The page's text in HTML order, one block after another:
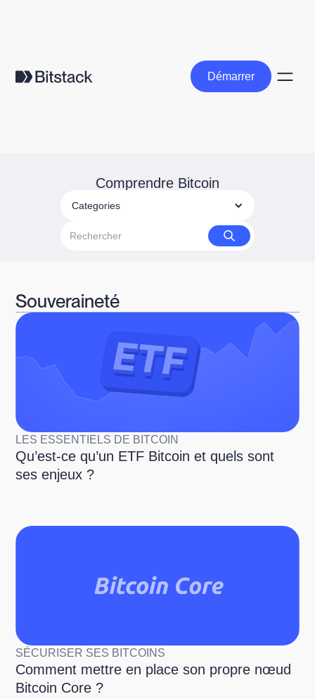
Démarrer
Démarrer
Comprendre Bitcoin
Categories
Souveraineté
LES ESSENTIELS DE BITCOIN
Qu’est-ce qu’un ETF Bitcoin et quels sont
ses enjeux ?
SÉCURISER SES BITCOINS
Comment mettre en place son propre nœud
Bitcoin Core ?